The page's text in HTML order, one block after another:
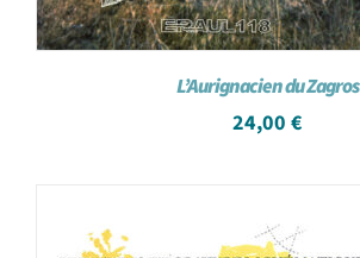
L’Aurignacien du Zagros
24,00 €